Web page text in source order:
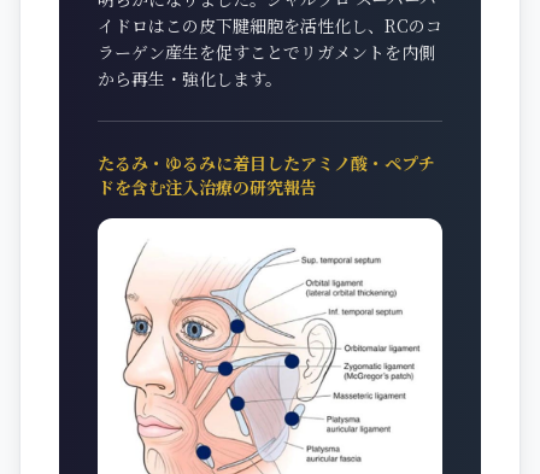
イドロはこの皮下腱細胞を活性化し、RCのコ
ラーゲン産生を促すことでリガメントを内側
から再生・強化します。
たるみ・ゆるみに着目したアミノ酸・ペプチ
ドを含む注入治療の研究報告